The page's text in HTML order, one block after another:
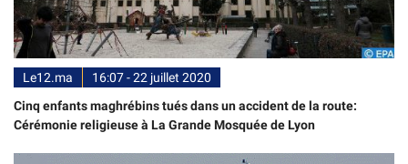
Le12.ma
16:07 - 22 juillet 2020
Cinq enfants maghrébins tués dans un accident de la route:
Cérémonie religieuse à La Grande Mosquée de Lyon